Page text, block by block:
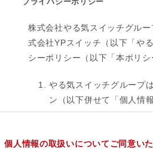
個人情報の取扱いについてご同意い